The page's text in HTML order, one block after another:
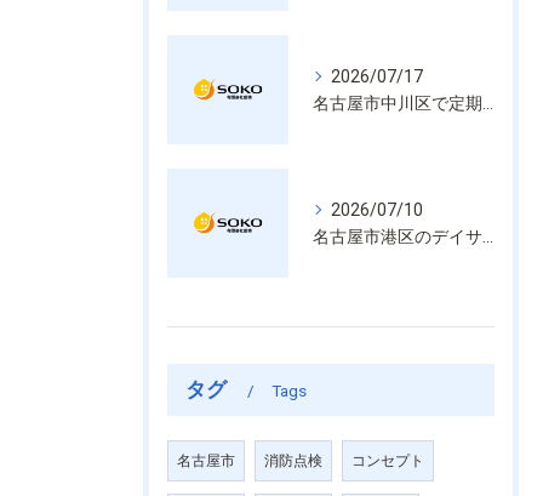
2026/07/17
2026/07/10
タグ Tags
名古屋市 消防点検 コンセプト